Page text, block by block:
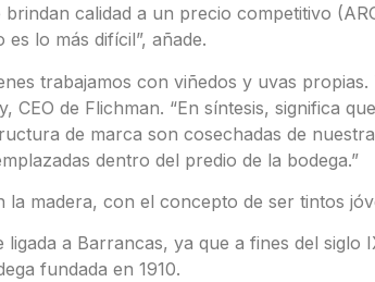
calidad a un precio competitivo
lo más difícil”, añade.
trabajamos con viñedos y uvas
CEO de Flichman. “En síntesis, significa
de marca son cosechadas de
dentro del predio de la bodega.”
madera, con el concepto de ser tintos
a Barrancas, ya que a fines del siglo
fundada en 1910.